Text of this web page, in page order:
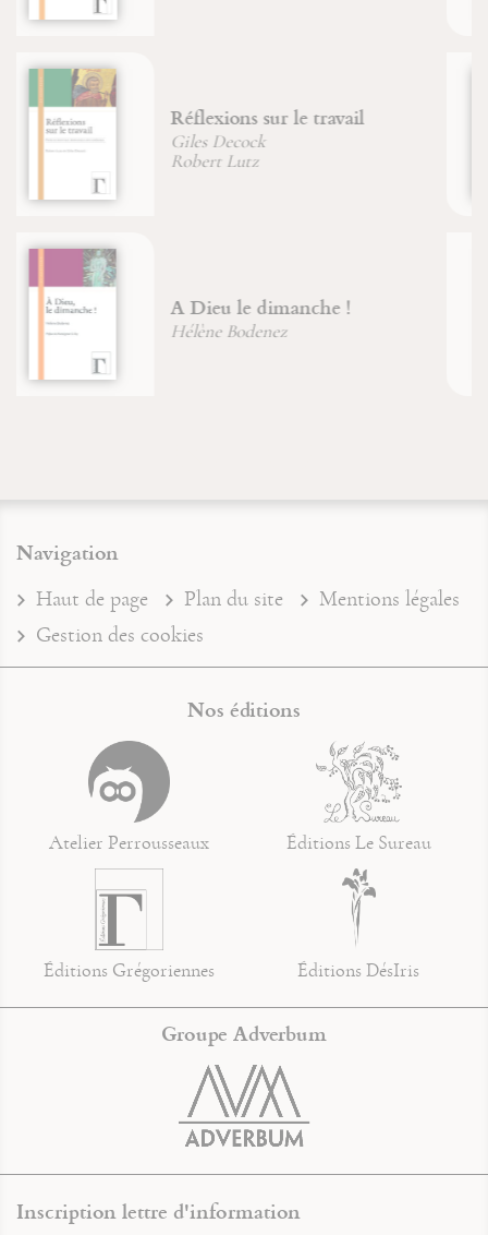
Le Maître du Shabbat
Jean-François Froger
D'un Caucase chrétien au
Caucase musulman
Marion Duvauchel
Navigation
Haut de page Plan du site
Mentions légales
Gestion des cookies
Nos éditions
Atelier Perrousseaux Éditions Le Sureau
Éditions Grégoriennes Éditions DésIris
Groupe Adverbum
Inscription lettre d'information